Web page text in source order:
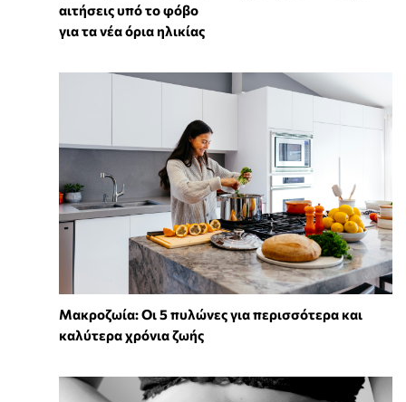
αιτήσεις υπό το φόβο
για τα νέα όρια ηλικίας
Mακροζωία: Οι 5 πυλώνες για περισσότερα και
καλύτερα χρόνια ζωής